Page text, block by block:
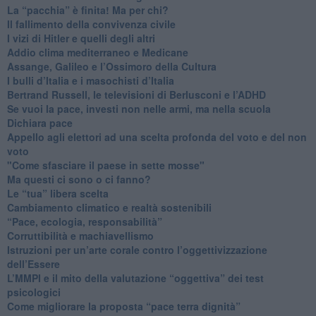
​La “pacchia” è finita! Ma per chi?
​Il fallimento della convivenza civile
​I vizi di Hitler e quelli degli altri
Addio clima mediterraneo e Medicane
​Assange, Galileo e l’Ossimoro della Cultura
​I bulli d’Italia e i masochisti d’Italia
​Bertrand Russell, le televisioni di Berlusconi e l’ADHD
​Se vuoi la pace, investi non nelle armi, ma nella scuola
​Dichiara pace
​Appello agli elettori ad una scelta profonda del voto e del non
voto
"Come sfasciare il paese in sette mosse"
​Ma questi ci sono o ci fanno?
​Le “tua” libera scelta
Cambiamento climatico e realtà sostenibili
“Pace, ecologia, responsabilità”
​Corruttibilità e machiavellismo
Istruzioni per un’arte corale contro l’oggettivizzazione
dell’Essere
​L’MMPI e il mito della valutazione “oggettiva” dei test
psicologici
Come migliorare la proposta “pace terra dignità”